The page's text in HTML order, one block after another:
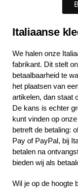
Italiaanse
We halen onze
fabrikant. Dit stelt
betaalbaarheid te
het plaatsen van
artikelen, dan staat
De kans is echter
kunt vinden op
betreft de betaling:
Pay of PayPal, bij
betalen na
bieden wij als
Wil je op de hoogte